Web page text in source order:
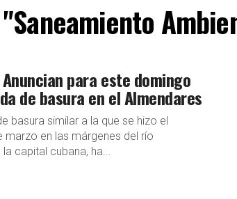
para este domingo
de basura en el Almendares
basura similar a la que se hizo el
marzo en las márgenes del río
capital cubana, ha...